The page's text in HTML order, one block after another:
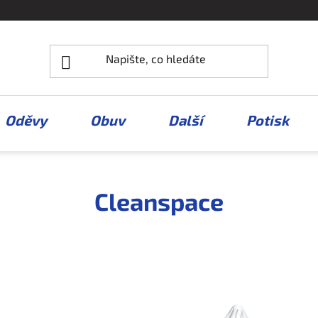
Oděvy Obuv Další Potisk
Cleanspace